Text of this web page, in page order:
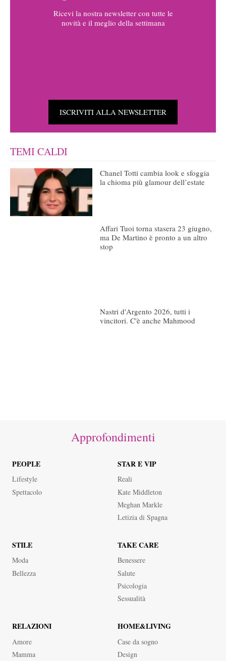
Ricevi la nostra newsletter con tutte le
novità e il meglio della settimana
ISCRIVITI ALLA NEWSLETTER
TEMI CALDI
Chanel Totti cambia look e sfoggia
la chioma più glamour dell’estate
Affari Tuoi torna stasera 23 giugno,
ma De Martino è pronto a un altro
stop
Nastri d'Argento 2026, tutti i
vincitori. C'è anche Mahmood
Approfondimenti
PEOPLE
Lifestyle
Spettacolo
STAR E VIP
Reali
Kate Middleton
Meghan Markle
Letizia di Spagna
STILE
Moda
Bellezza
TAKE CARE
Benessere
Salute
Psicologia
Sessualità
RELAZIONI
Amore
Mamma
HOME&LIVING
Case da sogno
Design